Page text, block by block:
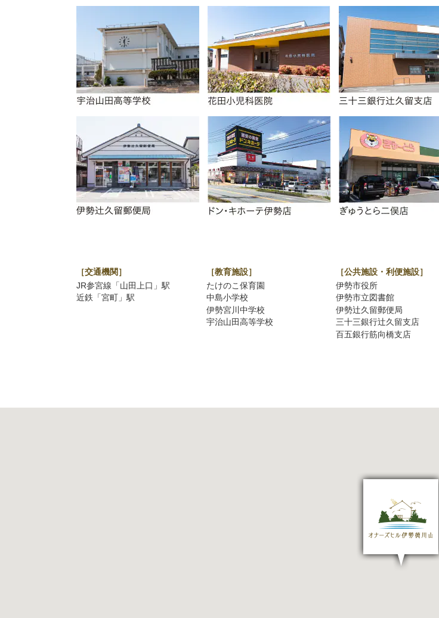
［交通機関］
JR参宮線「山田上口」駅
近鉄「宮町」駅
［教育施設］
たけのこ保育園
中島小学校
伊勢宮川中学校
宇治山田高等学校
［公共施設・利便施設］
伊勢市役所
伊勢市立図書館
伊勢辻久留郵便局
三十三銀行辻久留支店
百五銀行筋向橋支店